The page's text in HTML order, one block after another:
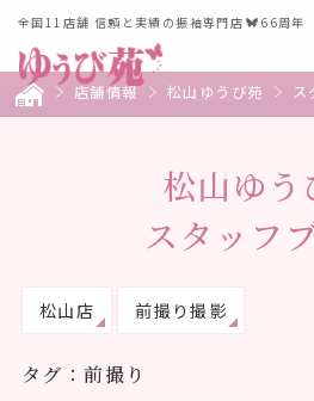
全国11店舗 信頼と実績の振袖専門店 66周年
店舗情報 松山ゆうび苑 ス
松山ゆう
スタッフ
松山店 前撮り撮影
タグ：前撮り